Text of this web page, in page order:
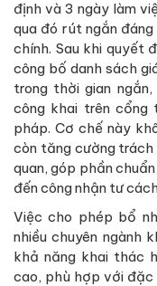
định và 3 ngày làm
qua đó rút ngắn
chính. Sau khi quyết
công bố danh sách
trong thời gian
công khai trên cổng
pháp. Cơ chế này
còn tăng cường trách
quan, góp phần
đến công nhận tư
Việc cho phép bổ
nhiều chuyên ngành
khả năng khai thác
cao, phù hợp với